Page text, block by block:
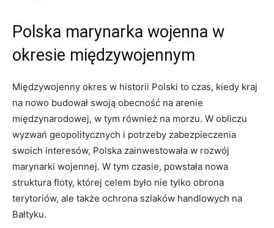
Polska⁤ marynarka wojenna w
okresie międzywojennym
Międzywojenny okres w historii Polski to ‌czas, kiedy kraj
na nowo budował ‌swoją obecność na arenie
międzynarodowej, w tym również na morzu. W obliczu
wyzwań ‍geopolitycznych i potrzeby zabezpieczenia
swoich interesów, Polska zainwestowała w rozwój
marynarki wojennej.‌ W tym czasie, powstała⁣ nowa
struktura floty, której celem było‌ nie tylko obrona
terytoriów, ale także ochrona szlaków handlowych na
Bałtyku.